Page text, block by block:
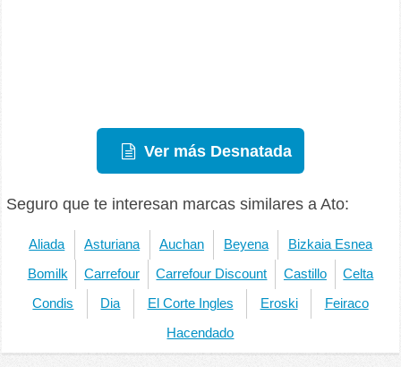
Ver más Desnatada
Seguro que te interesan marcas similares a Ato:
Aliada Asturiana Auchan Beyena Bizkaia Esnea
Bomilk Carrefour Carrefour Discount Castillo Celta
Condis Dia El Corte Ingles Eroski Feiraco
Hacendado